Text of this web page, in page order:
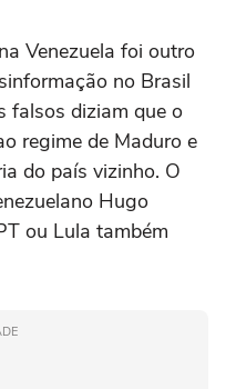
Venezuela foi outro
no Brasil
falsos diziam que o
regime de Maduro e
do país vizinho. O
Hugo
ou Lula também